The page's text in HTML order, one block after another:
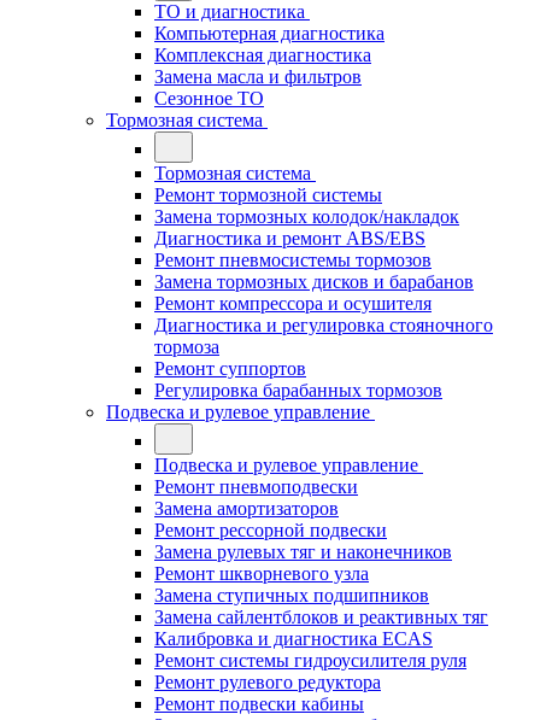
ТО и диагностика
Компьютерная диагностика
Комплексная диагностика
Замена масла и фильтров
Сезонное ТО
Тормозная система
Тормозная система
Ремонт тормозной системы
Замена тормозных колодок/накладок
Диагностика и ремонт ABS/EBS
Ремонт пневмосистемы тормозов
Замена тормозных дисков и барабанов
Ремонт компрессора и осушителя
Диагностика и регулировка стояночного
тормоза
Ремонт суппортов
Регулировка барабанных тормозов
Подвеска и рулевое управление
Подвеска и рулевое управление
Ремонт пневмоподвески
Замена амортизаторов
Ремонт рессорной подвески
Замена рулевых тяг и наконечников
Ремонт шкворневого узла
Замена ступичных подшипников
Замена сайлентблоков и реактивных тяг
Калибровка и диагностика ECAS
Ремонт системы гидроусилителя руля
Ремонт рулевого редуктора
Ремонт подвески кабины